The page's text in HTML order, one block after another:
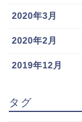
2020年3月
2020年2月
2019年12月
タグ